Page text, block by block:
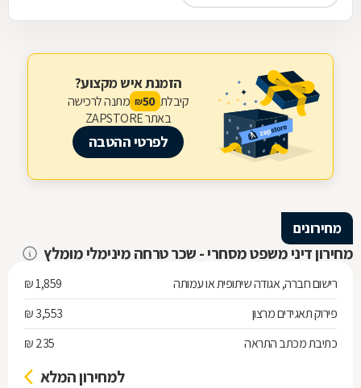
הזמנת איש מקצוע?
קיבלת 50
₪ מתנה לרכישה
באתר ZAPSTORE
לפרטי ההטבה
מחירונים
מחירון דיני משפט מסחרי - שכר טרחה מינימלי מומלץ
רישום חברה, אגודה שיתופית או עמותה
1,859 ₪
פירוק תאגידים מרצון
3,553 ₪
כתיבת מכתב התראה
235 ₪
למחירון המלא